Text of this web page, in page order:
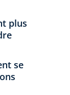
plus
se